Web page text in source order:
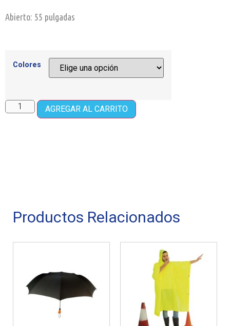
Abierto: 55 pulgadas
Colores
AGREGAR AL CARRITO
Productos Relacionados